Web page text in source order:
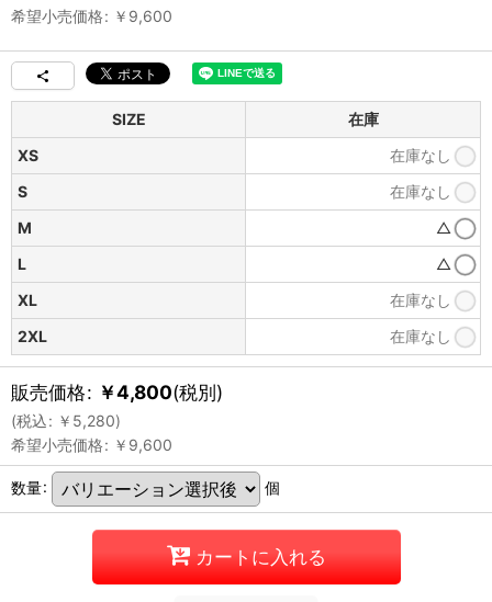
希望小売価格: ￥ 9,600
SIZE
在庫
XS
在庫なし
S
在庫なし
M
△
L
△
XL
在庫なし
2XL
在庫なし
販売価格: ￥4,800(税別)
(税込: ￥ 5,280)
希望小売価格: ￥ 9,600
数量: 個
カートに入れる